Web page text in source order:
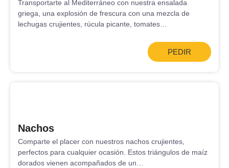
Transportarte al Mediterráneo con nuestra ensalada
griega, una explosión de frescura con una mezcla de
lechugas crujientes, rúcula picante, tomates…
PEDIR
Nachos
Comparte el placer con nuestros nachos crujientes,
perfectos para cualquier ocasión. Estos triángulos de maíz
dorados vienen acompañados de un…